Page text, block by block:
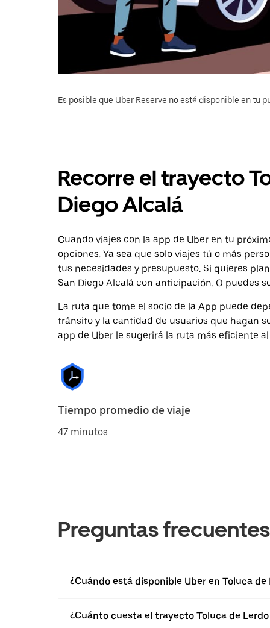
Es posible que Uber Reserve no esté disponible en tu
Recorre el trayecto
Diego Alcalá
Cuando viajes con la app de Uber en tu
opciones. Ya sea que solo viajes tú o más
tus necesidades y presupuesto. Si quieres
San Diego Alcalá con anticipación. O puedes
La ruta que tome el socio de la App puede
tránsito y la cantidad de usuarios que hagan
app de Uber le sugerirá la ruta más eficiente
Tiempo promedio de viaje
47 minutos
Preguntas frecuentes
¿Cuándo está disponible Uber en Toluca de
¿Cuánto cuesta el trayecto Toluca de Lerdo